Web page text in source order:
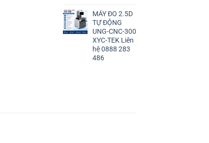
MÁY ĐO 2.5D
TỰ ĐỘNG
UNG-CNC-300
XYC-TEK Liên
hệ 0888 283
486